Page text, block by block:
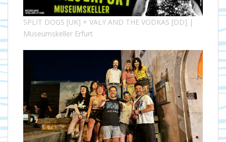
SPLIT DOGS [UK] + VALY AND THE VODKAS [DD] |
Museumskeller Erfurt